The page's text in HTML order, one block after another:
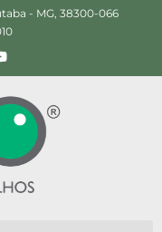
- MG, 38300-066